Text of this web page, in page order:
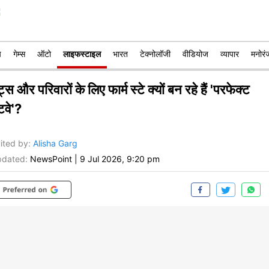
गेम्स ऑटो लाइफस्टाइल भारत टेक्नोलॉजी वीडियोज व्यापार
और परिवारों के लिए फार्म स्टे क्यों बन रहे हैं 'परफेक्ट
by: Alisha Garg
NewsPoint 9 Jul 2026, 9:20 pm